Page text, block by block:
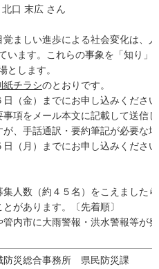
末広 さん
ましい進歩による社会変化は、
す。これらの事象を「知り」
します。
紙チラシのとおりです。
（金）までにお申し込みくださ
項をメール本文に記載して送信
、手話通訳・要約筆記が必要な
（月）までにお申し込みくださ
人数（約４５名）をこえました
あります。〔先着順〕
内市に大雨警報・洪水警報等が
防災総合事務所 県民防災課